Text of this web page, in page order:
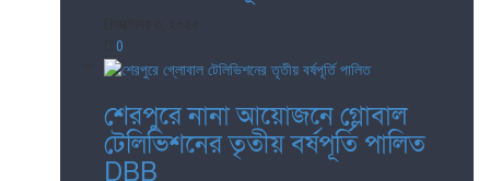
0
শেরপুরে নানা আয়োজনে গ্লোবাল
টেলিভিশনের তৃতীয় বর্ষপূর্তি পালিত
DBB